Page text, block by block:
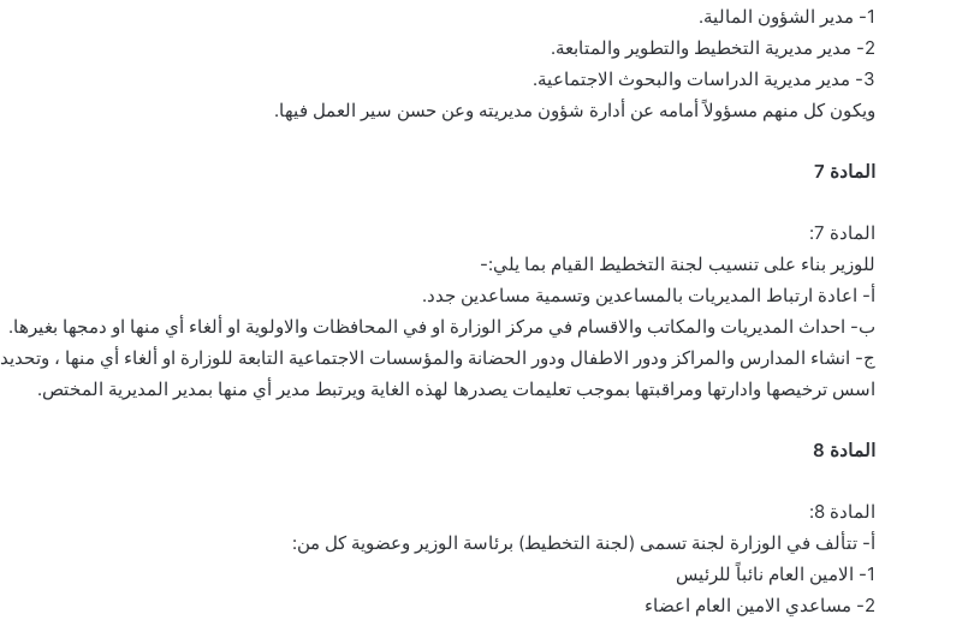
1- مدير الشؤون المالية.
2- مدير مديرية التخطيط والتطوير والمتابعة.
3- مدير مديرية الدراسات والبحوث الاجتماعية.
ويكون كل منهم مسؤولاً أمامه عن أدارة شؤون مديريته وعن حسن سير العمل فيها.
المادة 7
المادة 7:
للوزير بناء على تنسيب لجنة التخطيط القيام بما يلي:-
أ- اعادة ارتباط المديريات بالمساعدين وتسمية مساعدين جدد.
ب- احداث المديريات والمكاتب والاقسام في مركز الوزارة او في المحافظات والاولوية او ألغاء أي منها او دمجها بغيرها.
ج- انشاء المدارس والمراكز ودور الاطفال ودور الحضانة والمؤسسات الاجتماعية التابعة للوزارة او ألغاء أي منها ، وتحديد
اسس ترخيصها وادارتها ومراقبتها بموجب تعليمات يصدرها لهذه الغاية ويرتبط مدير أي منها بمدير المديرية المختص.
المادة 8
المادة 8:
أ- تتألف في الوزارة لجنة تسمى (لجنة التخطيط) برئاسة الوزير وعضوية كل من:
1- الامين العام نائباً للرئيس
2- مساعدي الامين العام اعضاء